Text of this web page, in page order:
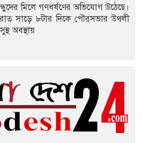
মিলে গণধর্ষণের অভিযোগ উঠেছে।
সাড়ে ৮টার দিকে পৌরসভার উথলী
অবস্থায়